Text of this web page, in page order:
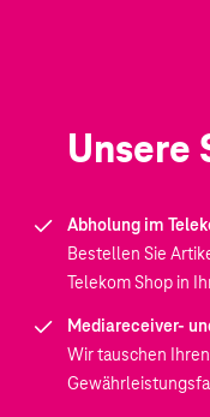
Unsere
Abholung im
Bestellen Sie
Telekom Shop in
Mediareceiver-
Wir tauschen